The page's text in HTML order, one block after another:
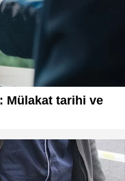
Mülakat tarihi ve